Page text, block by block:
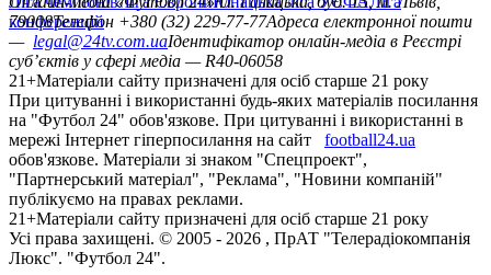
конференцій
79008Телефон +380 (32) 229-77-77Адреса електронної пошти
— legal@24tv.com.uaІдентифікатор онлайн-медіа в Реєстрі
суб’єктів у сфері медіа — R40-06058
21+Матеріали сайту призначені для осіб старше 21 року
При цитуванні і використанні будь-яких матеріалів посилання
на "Футбол 24" обов'язкове. При цитуванні і використанні в
мережі Інтернет гіперпосилання на сайт
football24.ua
обов'язкове. Матеріали зі знаком "Спецпроект",
"Партнерський матеріал", "Реклама", "Новини компаній"
публікуємо на правах реклами.
21+Матеріали сайту призначені для осіб старше 21 року
Усi права захищенi. © 2005 - 2026 , ПрАТ "Телерадіокомпанія
Люкс". "Футбол 24".